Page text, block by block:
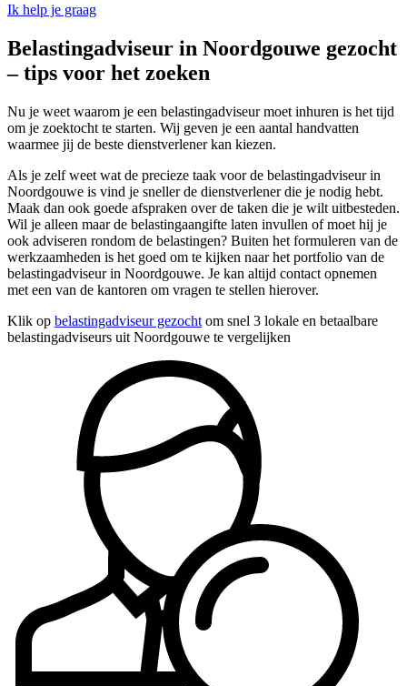
Ik help je graag
Belastingadviseur in Noordgouwe gezocht
– tips voor het zoeken
Nu je weet waarom je een belastingadviseur moet inhuren is het tijd
om je zoektocht te starten. Wij geven je een aantal handvatten
waarmee jij de beste dienstverlener kan kiezen.
Als je zelf weet wat de precieze taak voor de belastingadviseur in
Noordgouwe is vind je sneller de dienstverlener die je nodig hebt.
Maak dan ook goede afspraken over de taken die je wilt uitbesteden.
Wil je alleen maar de belastingaangifte laten invullen of moet hij je
ook adviseren rondom de belastingen? Buiten het formuleren van de
werkzaamheden is het goed om te kijken naar het portfolio van de
belastingadviseur in Noordgouwe. Je kan altijd contact opnemen
met een van de kantoren om vragen te stellen hierover.
Klik op belastingadviseur gezocht om snel 3 lokale en betaalbare
belastingadviseurs uit Noordgouwe te vergelijken